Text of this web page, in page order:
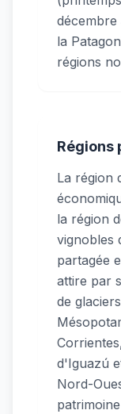
la
régions
Régions
La région
la région
vignobles
partagée
attire par
de
d'Iguazú
Nord-